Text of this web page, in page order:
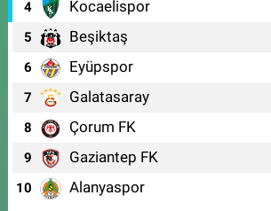
4 Kocaelispor
5 Beşiktaş
6 Eyüpspor
7 Galatasaray
8 Çorum FK
9 Gaziantep FK
10 Alanyaspor